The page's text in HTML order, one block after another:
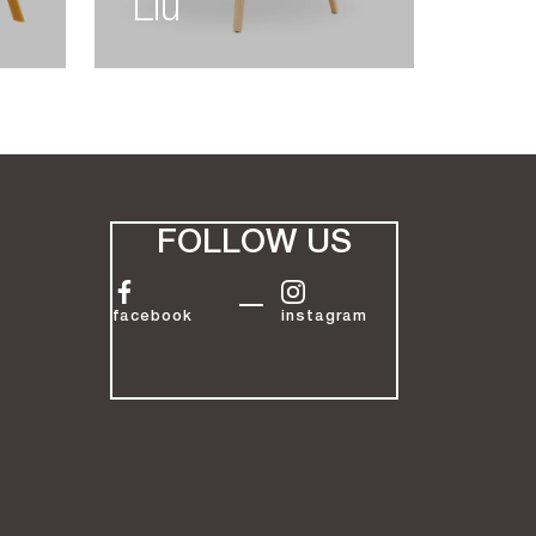
Liù
FOLLOW US
facebook instagram